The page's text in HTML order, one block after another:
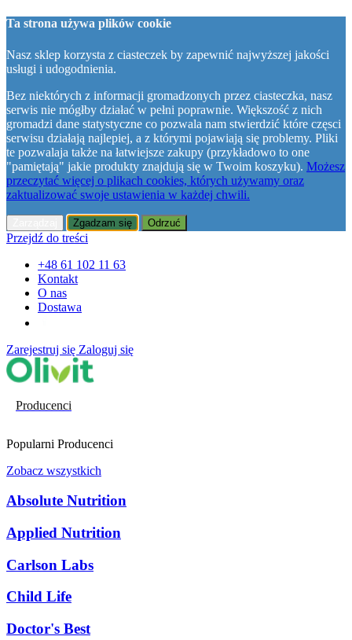
Ta strona używa plików cookie
Nasz sklep korzysta z ciasteczek by zapewnić najwyższej jakości
usługi i udogodnienia.
Bez niektórych z informacji gromadzonych przez ciasteczka, nasz
serwis nie mógłby działać w pełni poprawnie. Większość z nich
gromadzi dane statystyczne co pozwala nam stwierdzić które częsci
serwisu działają najlepiej, a z którymi pojawiają się problemy. Pliki
te pozwalaja także na łatwiejsze zakupy (przykładowo to one
"pamiętają" jakie produkty znajdują się w Twoim koszyku). Możesz
przeczytać więcej o plikach cookies, których używamy oraz
zaktualizować swoje ustawienia w każdej chwili.
Zgadzam się Odrzuć
Przejdź do treści
+48 61 102 11 63
Kontakt
O nas
Dostawa
Zarejestruj się Zaloguj się
Producenci
Popularni Producenci
Zobacz wszystkich
Absolute Nutrition
Applied Nutrition
Carlson Labs
Child Life
Doctor's Best